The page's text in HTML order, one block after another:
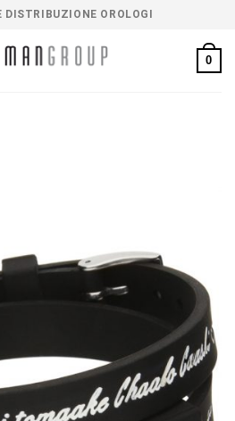
DISTRIBUZIONE OROLOGI
0